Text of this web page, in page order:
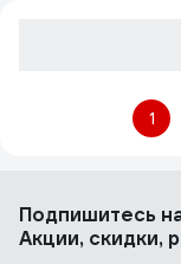
1
Подпишитесь
Акции, скидки,